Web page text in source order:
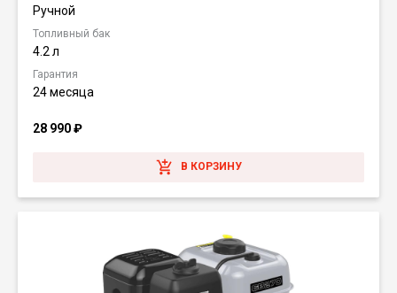
Ручной
Топливный бак
4.2 л
Гарантия
24 месяца
28 990₽
В КОРЗИНУ